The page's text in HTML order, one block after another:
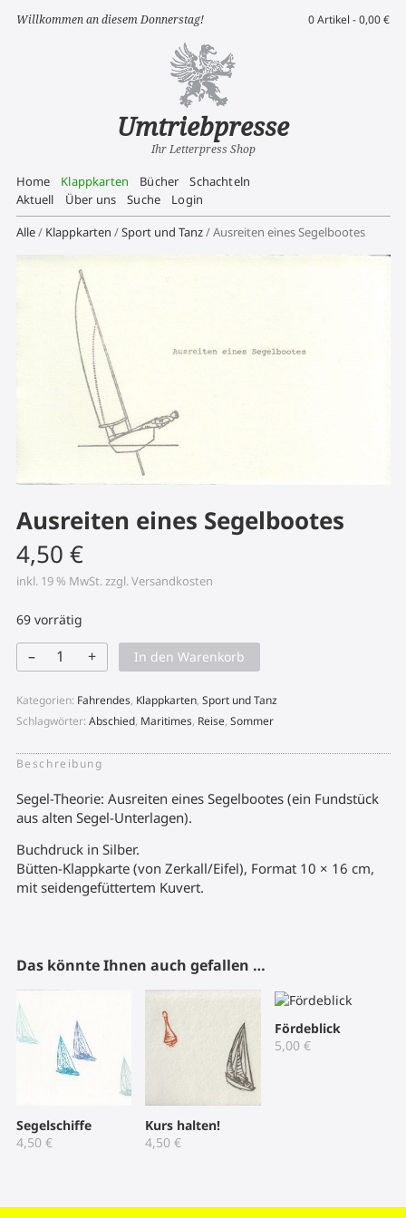
Willkommen an diesem Donnerstag!
Umtriebpresse
Ihr Letterpress Shop
0 Artikel -0,00€
Home Klappkarten Bücher
Schachteln
Aktuell
Über uns Suche
Login
Alle/ Klappkarten /Sport und Tanz/ Ausreiten eines Segelbootes
Ausreiten eines Segelbootes
4,50 €
inkl. 19 % MwSt.zzgl.Versandkosten
69 vorrätig
–
Ausreiten
eines
Menge
+ In den Warenkorb
Kategorien: Fahrendes, Klappkarten, Sport und Tanz
Schlagwörter: Abschied, Maritimes, Reise, Sommer
Beschreibung
Segel-Theorie: Ausreiten eines Segelbootes (ein Fundstück
aus alten Segel-Unterlagen).
Buchdruck in Silber.
Bütten-Klappkarte (von Zerkall/Eifel), Format 10 × 16 cm,
mit seidengefüttertem Kuvert.
Das könnte Ihnen auch gefallen …
Segelschiffe
4,50 €
Kurs halten!
4,50€
Fördeblick
5,00 €